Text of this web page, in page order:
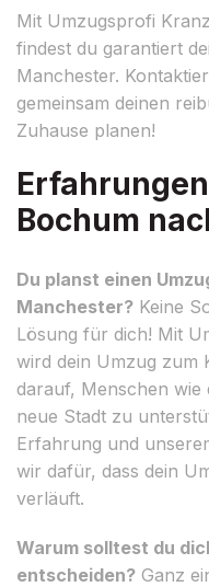
Mit Umzugsprofi
findest du garantiert
Manchester.
gemeinsam deinen
Zuhause planen!
Bochum
Du planst einen
Manchester? Keine
Lösung für dich! Mit
wird dein Umzug zum
darauf, Menschen wie
neue Stadt zu
Erfahrung und
wir dafür, dass dein
verläuft.
Warum solltest du
entscheiden? Ganz